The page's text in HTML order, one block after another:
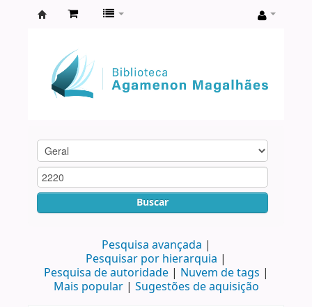
Agamenon
Magalhães
Buscar
Pesquisa avançada
Pesquisar por hierarquia
Pesquisa de autoridade
Nuvem de tags
Mais popular
Sugestões de aquisição